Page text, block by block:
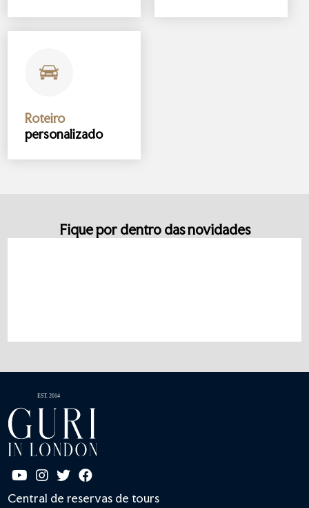
Roteiro
personalizado
Fique por dentro das novidades
Central de reservas de tours